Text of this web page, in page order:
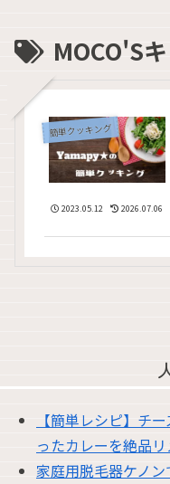
MOCO'S
簡単クッキング
2023.05.12 2026.07.06
【簡単レシピ】チ
ったカレーを絶品リ
家庭用脱毛器ケノ